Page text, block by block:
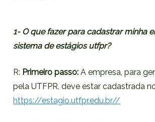
1- O que fazer para cadastrar minha
sistema de estágios utfpr?
R: Primeiro passo: A empresa, para
pela UTFPR, deve estar cadastrada
https://estagio.utfpr.edu.br//